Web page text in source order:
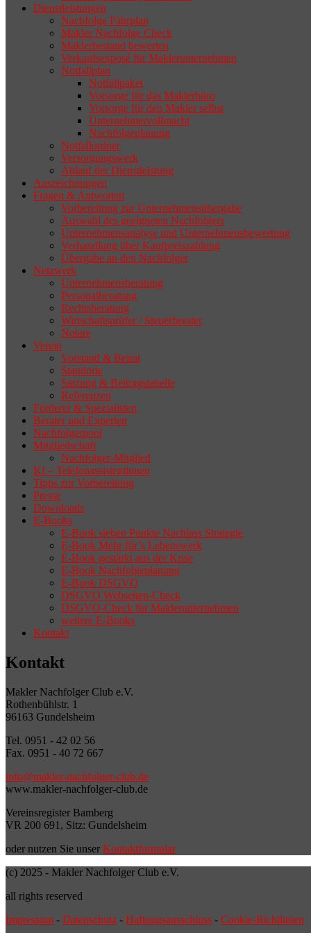
selten die Geschäftsaufgabe.
Dienstleistungen
Nachfolge Fahrplan
Makler Nachfolge Check
Maklerbestand bewerten
Verkaufsexposé für Maklerunternehmen
Notfallplan
Notfallpaket
Vorsorge für das Maklerbüro
Vorsorge für den Makler selbst
Unternehmervollmacht
Nachfolgeplanung
Notfallordner
Versorgungswerk
Ablauf der Dienstleistung
Auszeichnungen
Fragen & Antworten
Vorbereitung zur Unternehmensübergabe
Auswahl des geeigneten Nachfolgers
Unternehmensanalyse und Unternehmensbewertung
Verhandlung über Kaufpreiszahlung
Übergabe an den Nachfolger
Netzwerk
Unternehmensberatung
Personalberatung
Rechtsberatung
Wirtschaftsprüfer / Steuerberater
Notare
Verein
Vorstand & Beirat
Standorte
Satzung & Beitragstabelle
Referenzen
Förderer & Spezialisten
Berater und Experten
Nachfolgerpool
Mitgliedschaft
Nachfolger-Mitglied
KI – Telefonassistentinnen
Tipps zur Vorbereitung
Presse
Downloads
E-Books
E-Book sieben Punkte Nachlass Strategie
E-Book Mehr für’s Lebenswerk
E-Book gestärkt aus der Krise
E-Book Nachfolgeplanung
E-Book DSGVO
DSGVO Webseiten-Check
DSGVO-Check für Maklerunternehmen
weitere E-Books
Kontakt
Kontakt
Makler Nachfolger Club e.V.
Rothenbühlstr. 1
96163 Gundelsheim
Tel. 0951 - 42 02 56
Fax. 0951 - 40 72 667
info@makler-nachfolger-club.de
www.makler-nachfolger-club.de
Vereinsregister Bamberg
VR 200 691, Sitz: Gundelsheim
oder nutzen Sie unser Kontaktformular
(c) 2025 - Makler Nachfolger Club e.V.
all rights reserved
Impressum - Datenschutz - Haftungsausschluss - Cookie-Richtlinien